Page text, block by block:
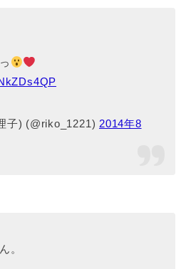
子) (@riko_1221) 2014年8
。